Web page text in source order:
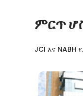
ምርጥ
JCI እና